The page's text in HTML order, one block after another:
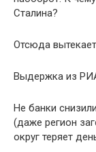
Сталина?
Отсюда
Выдержка из
Не банки
(даже регион
округ теряет